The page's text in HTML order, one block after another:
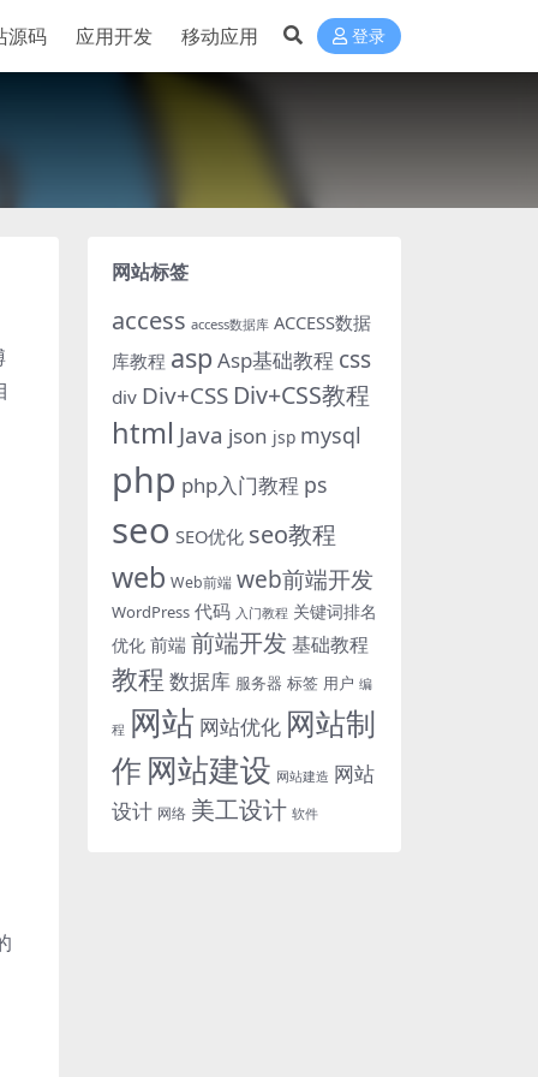
源码 应用开发 移动应用 登录
网站标签
access access数据库 ACCESS数据
库教程 asp Asp基础教程 css
div Div+CSS Div+CSS教程
html Java json jsp mysql
php php入门教程 ps
seo SEO优化 seo教程
web Web前端 web前端开发
WordPress 代码 入门教程 关键词排名
优化 前端 前端开发 基础教程
教程 数据库 服务器 标签 用户 编
程 网站 网站优化 网站制
作 网站建设 网站建造 网站
设计 网络 美工设计 软件